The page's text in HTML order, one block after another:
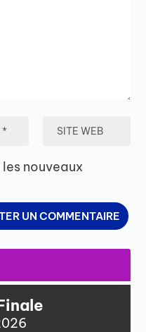
nouveaux